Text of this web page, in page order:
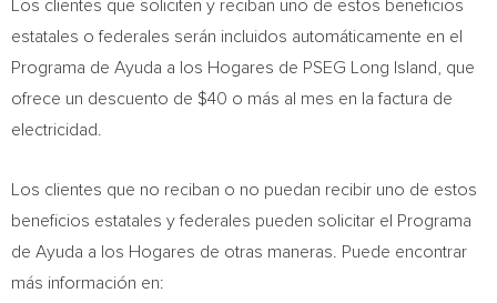
Los clientes que soliciten y reciban uno de estos beneficios
estatales o federales serán incluidos automáticamente en el
Programa de Ayuda a los Hogares de PSEG Long Island, que
ofrece un descuento de $40 o más al mes en la factura de
electricidad.
Los clientes que no reciban o no puedan recibir uno de estos
beneficios estatales y federales pueden solicitar el Programa
de Ayuda a los Hogares de otras maneras. Puede encontrar
más información en: